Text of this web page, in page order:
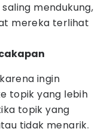
mendukung,
mereka terlihat
ingin
topik yang lebih
topik yang
tidak menarik.